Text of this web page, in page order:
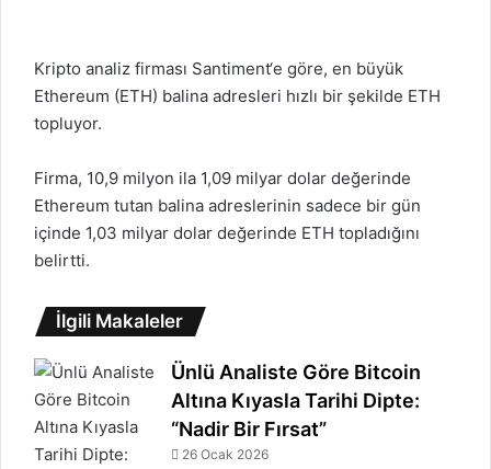
Kripto analiz firması Santiment‘e göre, en büyük
Ethereum (ETH) balina adresleri hızlı bir şekilde ETH
topluyor.
Firma, 10,9 milyon ila 1,09 milyar dolar değerinde
Ethereum tutan balina adreslerinin sadece bir gün
içinde 1,03 milyar dolar değerinde ETH topladığını
belirtti.
İlgili Makaleler
Ünlü Analiste Göre Bitcoin
Altına Kıyasla Tarihi Dipte:
“Nadir Bir Fırsat”
26 Ocak 2026